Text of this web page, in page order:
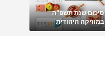
סיכום שנת תשפ"ה
במוזיקה היהודית